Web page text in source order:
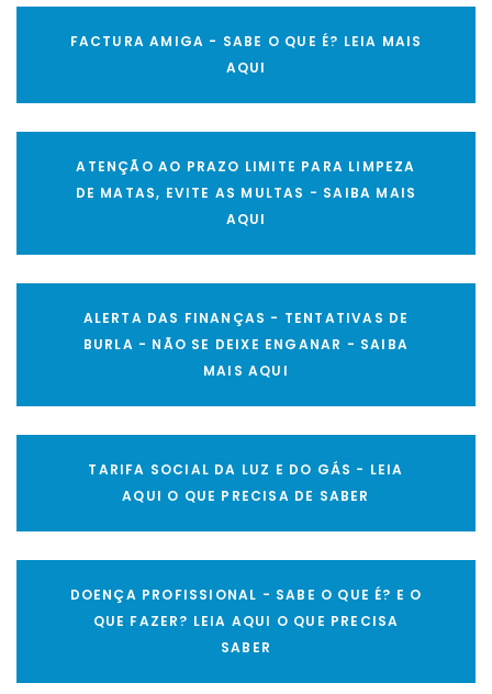
FACTURA AMIGA - SABE O QUE É? LEIA MAIS
AQUI
ATENÇÃO AO PRAZO LIMITE PARA LIMPEZA
DE MATAS, EVITE AS MULTAS - SAIBA MAIS
AQUI
ALERTA DAS FINANÇAS - TENTATIVAS DE
BURLA - NÃO SE DEIXE ENGANAR - SAIBA
MAIS AQUI
TARIFA SOCIAL DA LUZ E DO GÁS - LEIA
AQUI O QUE PRECISA DE SABER
DOENÇA PROFISSIONAL - SABE O QUE É? E O
QUE FAZER? LEIA AQUI O QUE PRECISA
SABER